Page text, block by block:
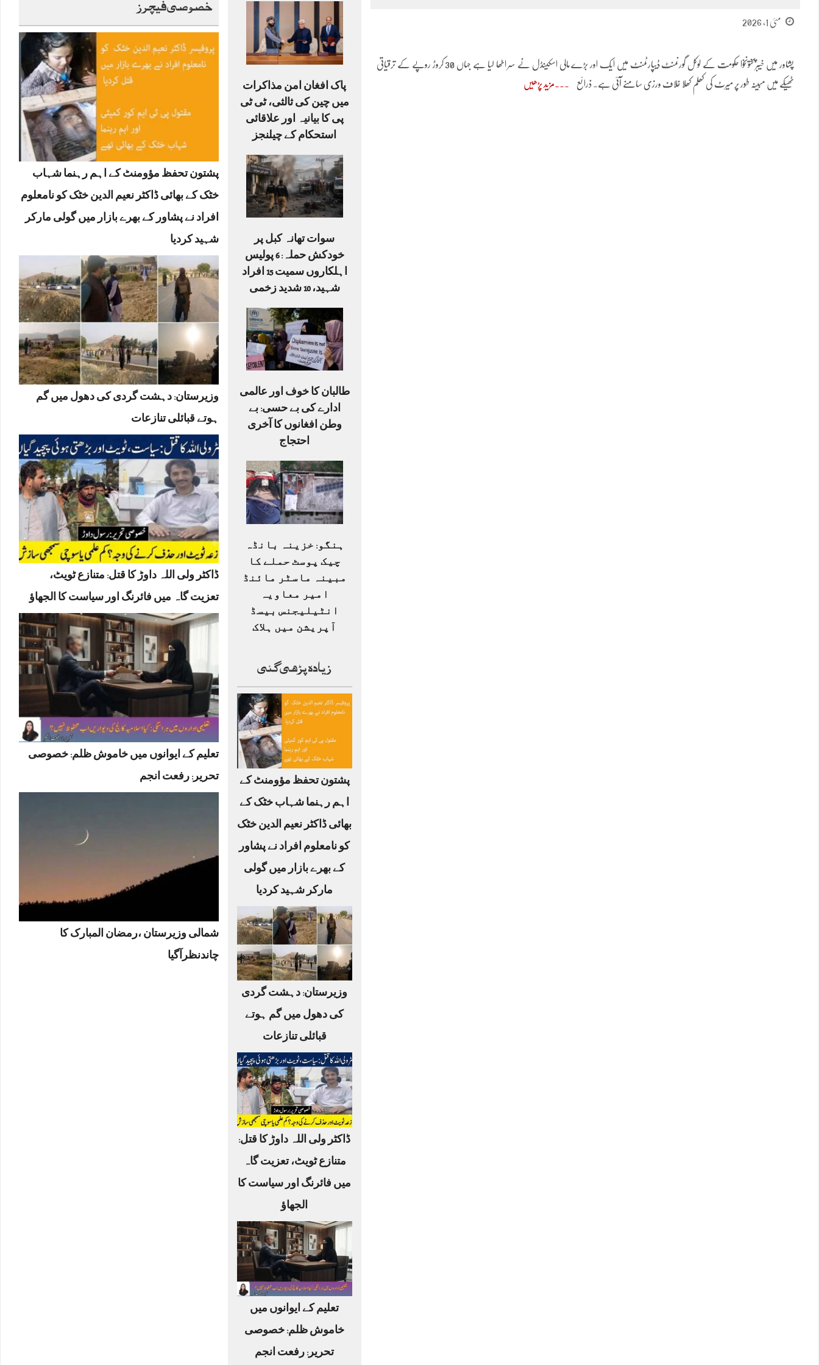
خصوصی فیچرز
پشتون تحفظ مؤومنٹ کے اہم رہنما شہاب
خٹک کے بھائی ڈاکٹر نعیم الدین خٹک کو نامعلوم
افراد نے پشاور کے بھرے بازار میں گولی مارکر
شہید کردیا
وزیرستان: دہشت گردی کی دھول میں گم
ہوتے قبائلی تنازعات
ڈاکٹر ولی اللہ داوڑ کا قتل: متنازع ٹویٹ،
تعزیت گاہ میں فائرنگ اور سیاست کا الجھاؤ
تعلیم کے ایوانوں میں خاموش ظلم: خصوصی
تحریر: رفعت انجم
شمالی وزیرستان ،رمضان المبارک کا
چاندنظرآگیا
پاک افغان امن مذاکرات
میں چین کی ثالثی، ٹی ٹی
پی کا بیانیہ اور علاقائی
استحکام کے چیلنجز
سوات تھانہ کبل پر
خودکش حملہ: 6 پولیس
اہلکاروں سمیت 15 افراد
شہید، 10 شدید زخمی
طالبان کا خوف اور عالمی
ادارے کی بے حسی: بے
وطن افغانوں کا آخری
احتجاج
ہنگو: خزینہ بانڈہ
چیک پوسٹ حملے کا
مبینہ ماسٹر مائنڈ
امیر معاویہ
انٹیلیجنس بیسڈ
آپریشن میں ہلاک
زیادہ پڑھی گئی
پشتون تحفظ مؤومنٹ کے
اہم رہنما شہاب خٹک کے
بھائی ڈاکٹر نعیم الدین خٹک
کو نامعلوم افراد نے پشاور
کے بھرے بازار میں گولی
مارکر شہید کردیا
وزیرستان: دہشت گردی
کی دھول میں گم ہوتے
قبائلی تنازعات
ڈاکٹر ولی اللہ داوڑ کا قتل:
متنازع ٹویٹ، تعزیت گاہ
میں فائرنگ اور سیاست کا
الجھاؤ
تعلیم کے ایوانوں میں
خاموش ظلم: خصوصی
تحریر: رفعت انجم
مئی 1, 2026
پشاور میں خیبرپختونخوا حکومت کے لوکل گورنمنٹ ڈیپارٹمنٹ میں ایک اور بڑے مالی اسکینڈل نے سر اٹھا لیا ہے جہاں 30 کروڑ روپے کے ترقیاتی
ٹھیکے میں مبینہ طور پر میرٹ کی کھلم کھلا خلاف ورزی سامنے آئی ہے۔ ذرائع مزید پڑھیں